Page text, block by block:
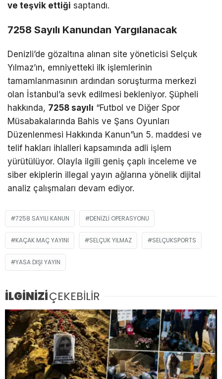
ve teşvik ettiği saptandı.
7258 Sayılı Kanundan Yargılanacak
Denizli’de gözaltına alınan site yöneticisi Selçuk
Yılmaz’ın, emniyetteki ilk işlemlerinin
tamamlanmasının ardından soruşturma merkezi
olan İstanbul’a sevk edilmesi bekleniyor. Şüpheli
hakkında, 7258 sayılı “Futbol ve Diğer Spor
Müsabakalarında Bahis ve Şans Oyunları
Düzenlenmesi Hakkında Kanun”un 5. maddesi ve
telif hakları ihlalleri kapsamında adli işlem
yürütülüyor. Olayla ilgili geniş çaplı inceleme ve
siber ekiplerin illegal yayın ağlarına yönelik dijital
analiz çalışmaları devam ediyor.
7258 SAYILI KANUN DENIZLI OPERASYONU
KAÇAK MAÇ YAYINI SELÇUK YILMAZ SELÇUKSPORTS
YASA DIŞI YAYIN
İLGİNİZİÇEKEBİLİR